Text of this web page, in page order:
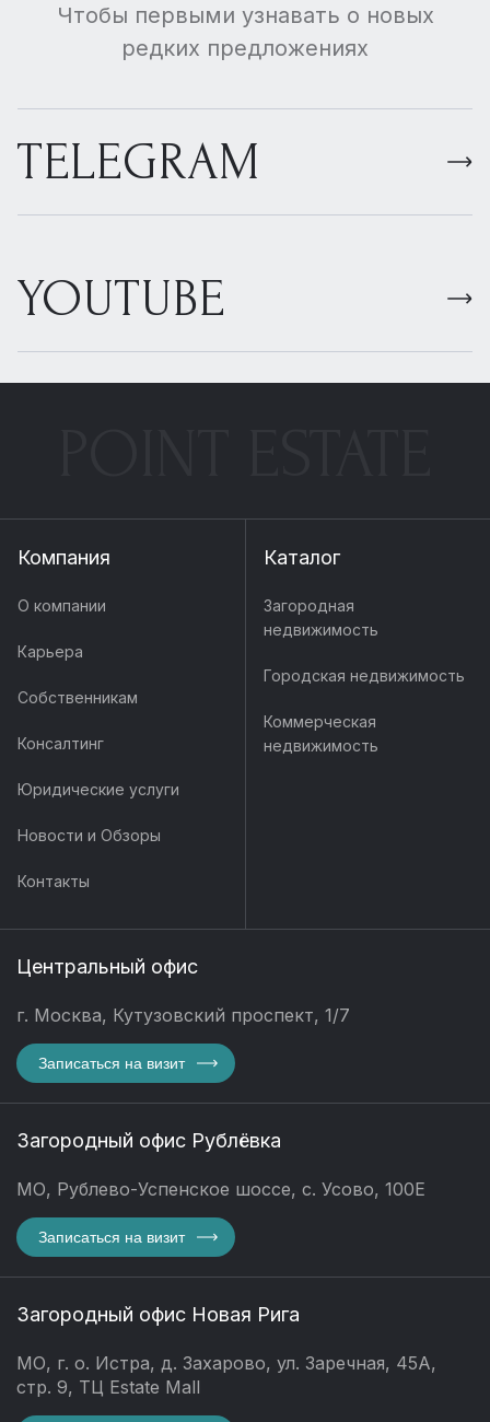
Чтобы первыми узнавать о новых
редких предложениях
TELEGRAM
YOUTUBE
Компания
О компании
Карьера
Собственникам
Консалтинг
Юридические услуги
Новости и Обзоры
Контакты
Каталог
Загородная
недвижимость
Городская недвижимость
Коммерческая
недвижимость
Центральный офис
г. Москва, Кутузовский проспект, 1/7
Записаться на визит
Загородный офис Рублёвка
МО, Рублево-Успенское шоссе, с. Усово, 100Е
Записаться на визит
Загородный офис Новая Рига
МО, г. о. Истра, д. Захарово, ул. Заречная, 45А,
стр. 9, ТЦ Estate Mall